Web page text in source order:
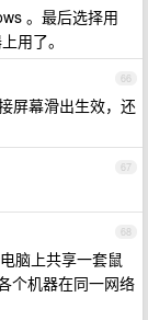
。最后选择用
用了。
66
屏幕滑出生效，还
67
68
脑上共享一套鼠
个机器在同一网络